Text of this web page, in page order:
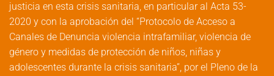
justicia en esta crisis sanitaria, en particular al Acta 53-
2020 y con la aprobación del “Protocolo de Acceso a
Canales de Denuncia violencia intrafamiliar, violencia de
género y medidas de protección de niños, niñas y
adolescentes durante la crisis sanitaria”, por el Pleno de la